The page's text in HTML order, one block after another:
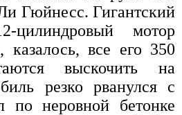
Гюйнесс. Гигантский
цилиндровый мотор
казалось, все его 350
выскочить на
резко рванулся с
по неровной бетонке